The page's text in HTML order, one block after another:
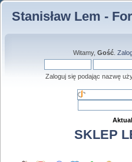
Stanisław Lem -
Witamy, Gość.
Zaloguj się podając nazwę
SKLEP